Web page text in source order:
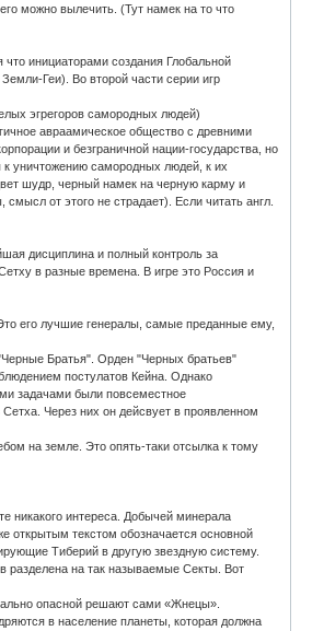
можно вылечить. (Тут намек на то что
инициаторами создания Глобальной
Геи). Во второй части серии игр
эгрегоров самородных людей)
авраамическое общество с древними
и безграничной нации-государства, но
к уничтожению самородных людей, к их
шудр, черный намек на черную карму и
от этого не страдает). Если читать англ.
дисциплина и полный контроль за
в разные времена. В игре это Россия и
его лучшие генералы, самые преданные ему,
Братья". Орден "Черных братьев"
постулатов Кейна. Однако
задачами были повсеместное
Через них он дейсвует в проявленном
на земле. Это опять-таки отсылка к тому
никакого интереса. Добычей минерала
открытым текстом обозначается основной
Тиберий в другую звездную систему.
разделена на так называемые Секты. Вот
опасной решают сами «Жнецы».
в население планеты, которая должна